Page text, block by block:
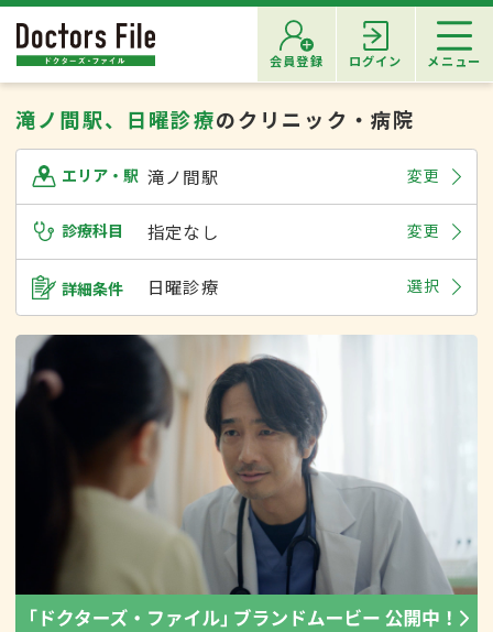
会員登録 ログイン メニュー
滝ノ間駅、日曜診療のクリニック・病院
エリア・駅 滝ノ間駅 変更
診療科目 指定なし 変更
詳細条件 日曜診療 選択